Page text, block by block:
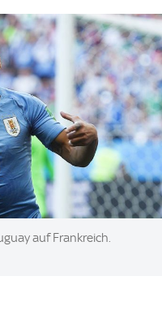
auf Frankreich.